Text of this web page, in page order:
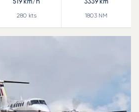
280 kts 1803 NM